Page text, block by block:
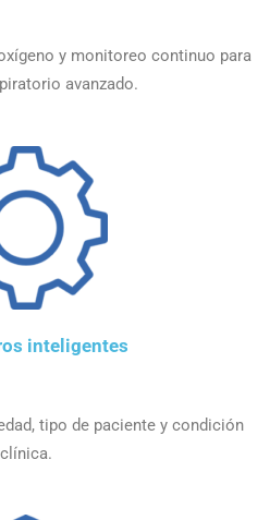
y monitoreo continuo para
avanzado.
inteligentes
tipo de paciente y condición
clínica.